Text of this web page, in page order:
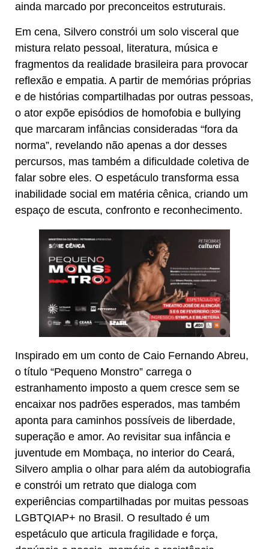
ainda marcado por preconceitos estruturais.
Em cena, Silvero constrói um solo visceral que
mistura relato pessoal, literatura, música e
fragmentos da realidade brasileira para provocar
reflexão e empatia. A partir de memórias próprias
e de histórias compartilhadas por outras pessoas,
o ator expõe episódios de homofobia e bullying
que marcaram infâncias consideradas “fora da
norma”, revelando não apenas a dor desses
percursos, mas também a dificuldade coletiva de
falar sobre eles. O espetáculo transforma essa
inabilidade social em matéria cênica, criando um
espaço de escuta, confronto e reconhecimento.
Inspirado em um conto de Caio Fernando Abreu,
o título “Pequeno Monstro” carrega o
estranhamento imposto a quem cresce sem se
encaixar nos padrões esperados, mas também
aponta para caminhos possíveis de liberdade,
superação e amor. Ao revisitar sua infância e
juventude em Mombaça, no interior do Ceará,
Silvero amplia o olhar para além da autobiografia
e constrói um retrato que dialoga com
experiências compartilhadas por muitas pessoas
LGBTQIAP+ no Brasil. O resultado é um
espetáculo que articula fragilidade e força,